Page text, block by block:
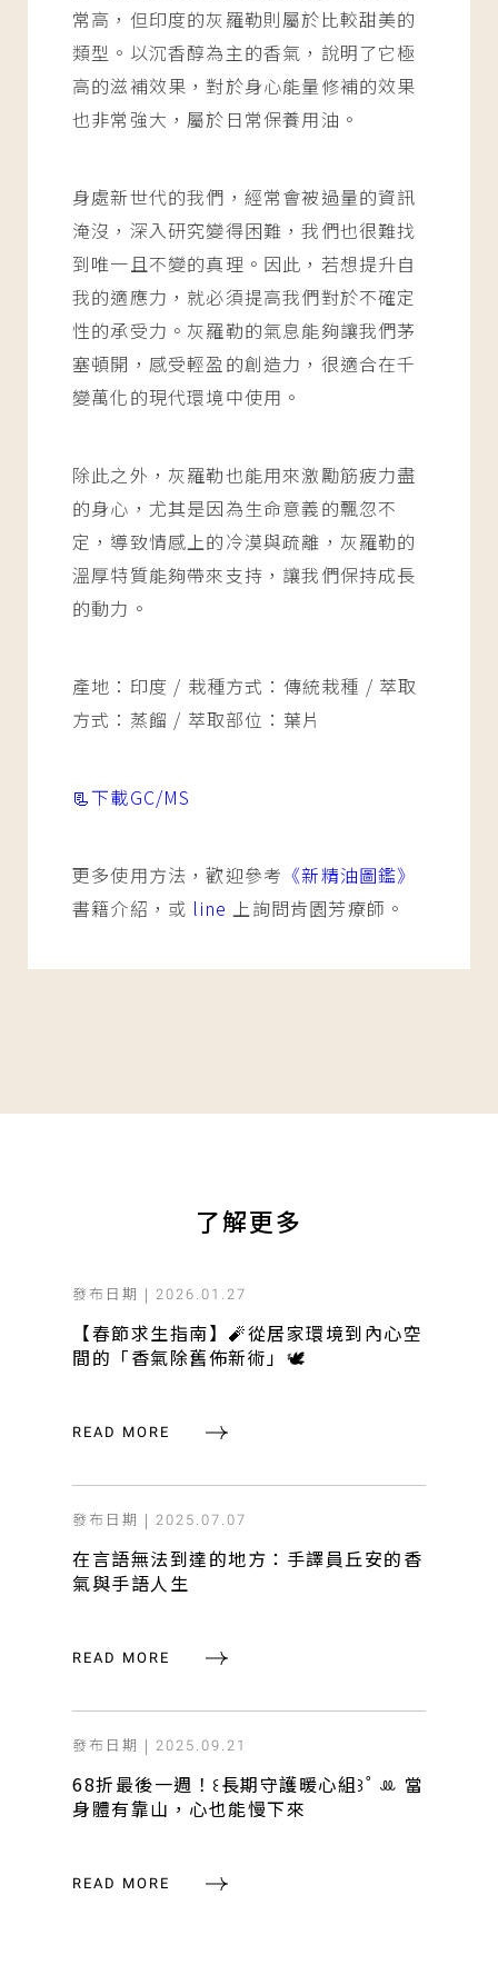
常高，但印度的灰羅勒則屬於比較甜美的
類型。以沉香醇為主的香氣，說明了它極
高的滋補效果，對於身心能量修補的效果
也非常強大，屬於日常保養用油。
身處新世代的我們，經常會被過量的資訊
淹沒，深入研究變得困難，我們也很難找
到唯一且不變的真理。因此，若想提升自
我的適應力，就必須提高我們對於不確定
性的承受力。灰羅勒的氣息能夠讓我們茅
塞頓開，感受輕盈的創造力，很適合在千
變萬化的現代環境中使用。
除此之外，灰羅勒也能用來激勵筋疲力盡
的身心，尤其是因為生命意義的飄忽不
定，導致情感上的冷漠與疏離，灰羅勒的
溫厚特質能夠帶來支持，讓我們保持成長
的動力。
產地：印度 / 栽種方式：傳統栽種 / 萃取
方式：蒸餾 / 萃取部位：葉片
📃下載GC/MS
更多使用方法，歡迎參考 《新精油圖鑑》
書籍介紹，或 line 上詢問肯園芳療師。
了解更多
發布日期 | 2026.01.27
【春節求生指南】🧨從居家環境到內心空
間的「香氣除舊佈新術」🕊️
READ MORE
發布日期 | 2025.07.07
在言語無法到達的地方：手譯員丘安的香
氣與手語人生
READ MORE
發布日期 | 2025.09.21
68折最後一週！꒰長期守護暖心組꒱˚ ꔛ 當
身體有靠山，心也能慢下來
READ MORE